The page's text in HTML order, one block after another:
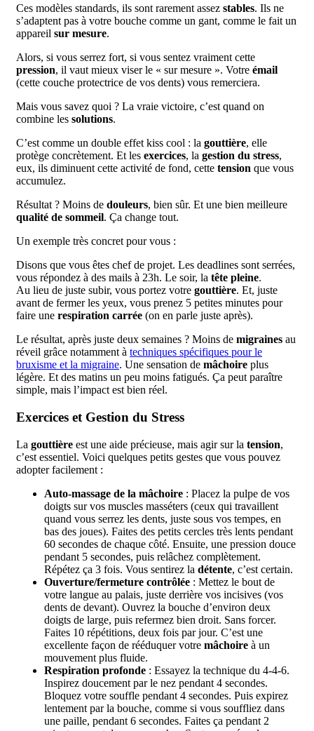
Ces modèles standards, ils sont rarement assez stables. Ils ne
s’adaptent pas à votre bouche comme un gant, comme le fait un
appareil sur mesure.
Alors, si vous serrez fort, si vous sentez vraiment cette
pression, il vaut mieux viser le « sur mesure ». Votre émail
(cette couche protectrice de vos dents) vous remerciera.
Mais vous savez quoi ? La vraie victoire, c’est quand on
combine les solutions.
C’est comme un double effet kiss cool : la gouttière, elle
protège concrètement. Et les exercices, la gestion du stress,
eux, ils diminuent cette activité de fond, cette tension que vous
accumulez.
Résultat ? Moins de douleurs, bien sûr. Et une bien meilleure
qualité de sommeil. Ça change tout.
Un exemple très concret pour vous :
Disons que vous êtes chef de projet. Les deadlines sont serrées,
vous répondez à des mails à 23h. Le soir, la tête pleine.
Au lieu de juste subir, vous portez votre gouttière. Et, juste
avant de fermer les yeux, vous prenez 5 petites minutes pour
faire une respiration carrée (on en parle juste après).
Le résultat, après juste deux semaines ? Moins de migraines au
réveil grâce notamment à techniques spécifiques pour le
bruxisme et la migraine. Une sensation de mâchoire plus
légère. Et des matins un peu moins fatigués. Ça peut paraître
simple, mais l’impact est bien réel.
Exercices et Gestion du Stress
La gouttière est une aide précieuse, mais agir sur la tension,
c’est essentiel. Voici quelques petits gestes que vous pouvez
adopter facilement :
Auto-massage de la mâchoire : Placez la pulpe de vos
doigts sur vos muscles masséters (ceux qui travaillent
quand vous serrez les dents, juste sous vos tempes, en
bas des joues). Faites des petits cercles très lents pendant
60 secondes de chaque côté. Ensuite, une pression douce
pendant 5 secondes, puis relâchez complètement.
Répétez ça 3 fois. Vous sentirez la détente, c’est certain.
Ouverture/fermeture contrôlée : Mettez le bout de
votre langue au palais, juste derrière vos incisives (vos
dents de devant). Ouvrez la bouche d’environ deux
doigts de large, puis refermez bien droit. Sans forcer.
Faites 10 répétitions, deux fois par jour. C’est une
excellente façon de rééduquer votre mâchoire à un
mouvement plus fluide.
Respiration profonde : Essayez la technique du 4-4-6.
Inspirez doucement par le nez pendant 4 secondes.
Bloquez votre souffle pendant 4 secondes. Puis expirez
lentement par la bouche, comme si vous souffliez dans
une paille, pendant 6 secondes. Faites ça pendant 2